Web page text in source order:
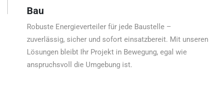
Bau
Robuste Energieverteiler für jede Baustelle –
zuverlässig, sicher und sofort einsatzbereit. Mit unseren
Lösungen bleibt Ihr Projekt in Bewegung, egal wie
anspruchsvoll die Umgebung ist.